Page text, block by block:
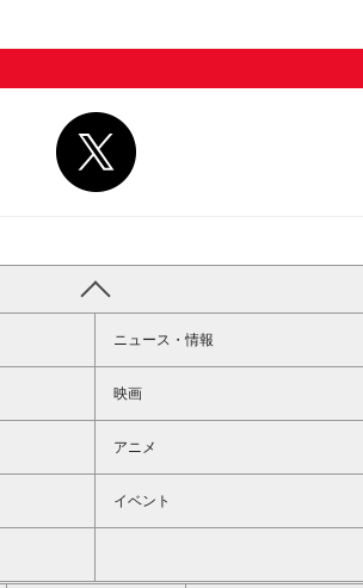
ニュース・情報
映画
アニメ
イベント